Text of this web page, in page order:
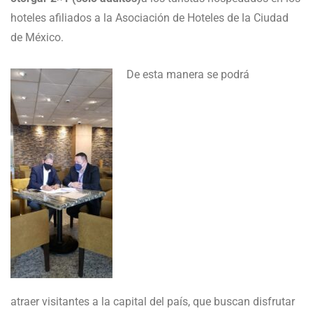
hoteles afiliados a la Asociación de Hoteles de la Ciudad
de México.
De esta manera se podrá
atraer visitantes a la capital del país, que buscan disfrutar